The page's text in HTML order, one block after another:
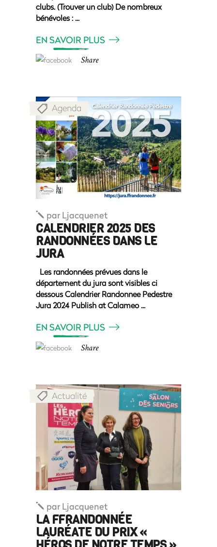
clubs. (Trouver un club) De nombreux
bénévoles :
EN SAVOIR PLUS
Share
Agenda
par Ljacquenet
CALENDRIER 2025 DES
RANDONNÉES DANS LE
JURA
Les randonnées prévues dans le
département du jura sont visibles ci
dessous Calendrier Randonnee Pedestre
Jura 2024 Publish at Calameo
EN SAVOIR PLUS
Share
Actualité
par Ljacquenet
LA FFRANDONNÉE
LAURÉATE DU PRIX «